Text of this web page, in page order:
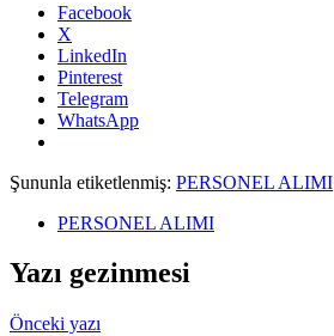
Facebook
X
LinkedIn
Pinterest
Telegram
WhatsApp
Şununla etiketlenmiş: PERSONEL ALIMI
PERSONEL ALIMI
Yazı gezinmesi
Önceki yazı